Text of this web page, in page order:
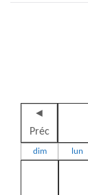
◄
Préc
dim lun